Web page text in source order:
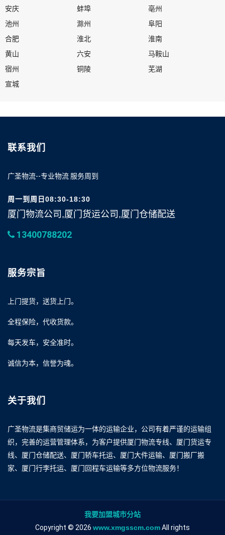
安庆 蚌埠
亳州
池州
滁州
阜阳
合肥
淮北
淮南
黄山
六安
马鞍山
宿州
铜陵
芜湖
宣城
联系我们
广圣物流--专业物流 服务周到
周一到周日08:30-18:30
厦门物流公司,厦门货运公司,厦门仓储配送
13400788202
服务宗旨
上门提货，送货上门。
全程保险，代收货款。
每天发车，安全准时。
诚信为本，信誉为魂。
关于我们
广圣物流是集商贸储运为一体的运输企业，公司有着严谨的运输组
织，完善的运营管理体系，为客户提供厦门物流专线、厦门货运专
线、厦门仓储配送、厦门轿车托运、厦门大件运输、厦门搬厂搬
家、厦门行李托运、厦门回程车运输等多方位物流服务！
我要加盟城市分站
Copyright © 2026 www.xmgsscm.comAll rights